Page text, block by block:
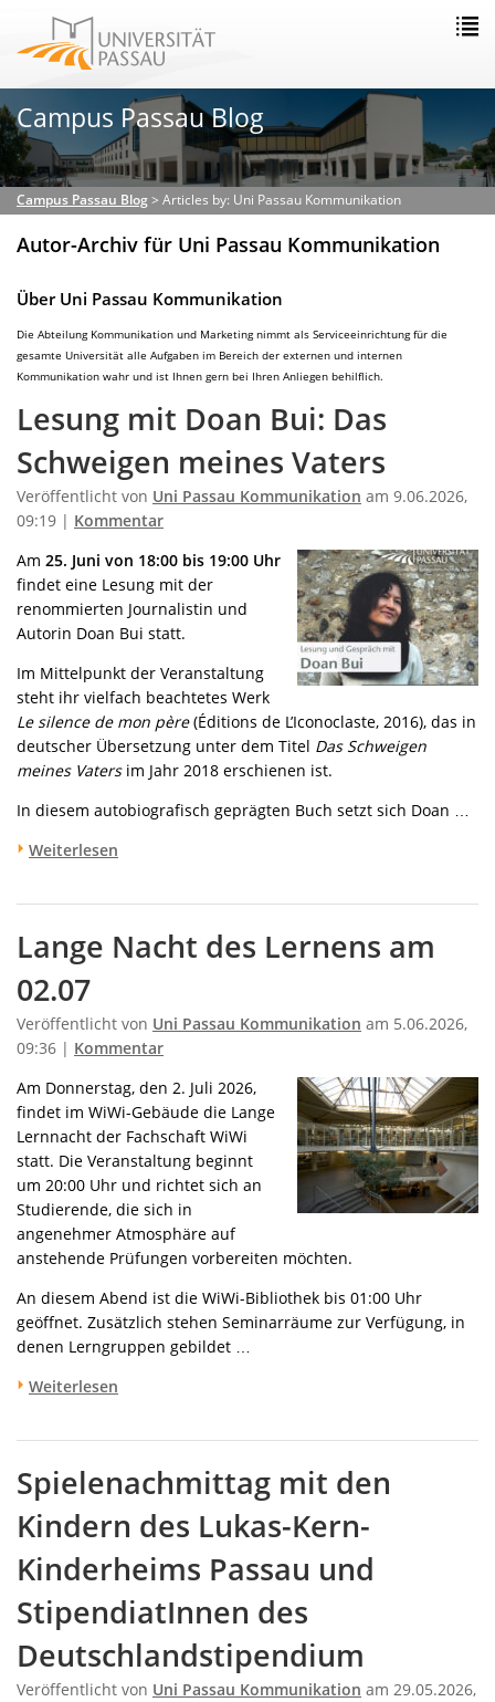
Campus Passau Blog
Campus Passau Blog> Articles by: Uni Passau Kommunikation
Autor-Archiv für Uni Passau Kommunikation
Über Uni Passau Kommunikation
Die Abteilung Kommunikation und Marketing nimmt als Serviceeinrichtung für die
gesamte Universität alle Aufgaben im Bereich der externen und internen
Kommunikation wahr und ist Ihnen gern bei Ihren Anliegen behilflich.
Lesung mit Doan Bui: Das
Schweigen meines Vaters
Veröffentlicht von Uni Passau Kommunikation am 9.06.2026,
09:19 | Kommentar
Am 25. Juni von 18:00 bis 19:00 Uhr
findet eine Lesung mit der
renommierten Journalistin und
Autorin Doan Bui statt.
Im Mittelpunkt der Veranstaltung
steht ihr vielfach beachtetes Werk
Le silence de mon père(Éditions de L’Iconoclaste, 2016), das in
deutscher Übersetzung unter dem Titel Das Schweigen
meines Vatersim Jahr 2018 erschienen ist.
In diesem autobiografisch geprägten Buch setzt sich Doan …
Weiterlesen
Lange Nacht des Lernens am
02.07
Veröffentlicht von Uni Passau Kommunikation am 5.06.2026,
09:36 | Kommentar
Am Donnerstag, den 2. Juli 2026,
findet im WiWi-Gebäude die Lange
Lernnacht der Fachschaft WiWi
statt. Die Veranstaltung beginnt
um 20:00 Uhr und richtet sich an
Studierende, die sich in
angenehmer Atmosphäre auf
anstehende Prüfungen vorbereiten möchten.
An diesem Abend ist die WiWi-Bibliothek bis 01:00 Uhr
geöffnet. Zusätzlich stehen Seminarräume zur Verfügung, in
denen Lerngruppen gebildet …
Weiterlesen
Spielenachmittag mit den
Kindern des Lukas-Kern-
Kinderheims Passau und
StipendiatInnen des
Deutschlandstipendium
Veröffentlicht von Uni Passau Kommunikation am 29.05.2026,